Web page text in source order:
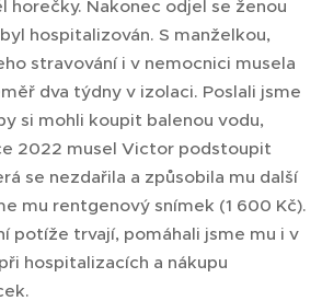
horečky. Nakonec odjel se ženou
hospitalizován. S manželkou,
stravování i v nemocnici musela
dva týdny v izolaci. Poslali jsme
si mohli koupit balenou vodu,
2022 musel Victor podstoupit
se nezdařila a způsobila mu další
mu rentgenový snímek (1 600 Kč).
potíže trvají, pomáhali jsme mu i v
hospitalizacích a nákupu